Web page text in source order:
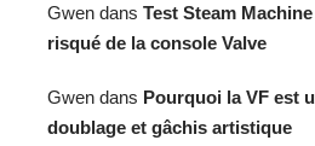
Gwen dans Test Steam
risqué de la console Valve
Gwen dans Pourquoi la VF est
doublage et gâchis artistique